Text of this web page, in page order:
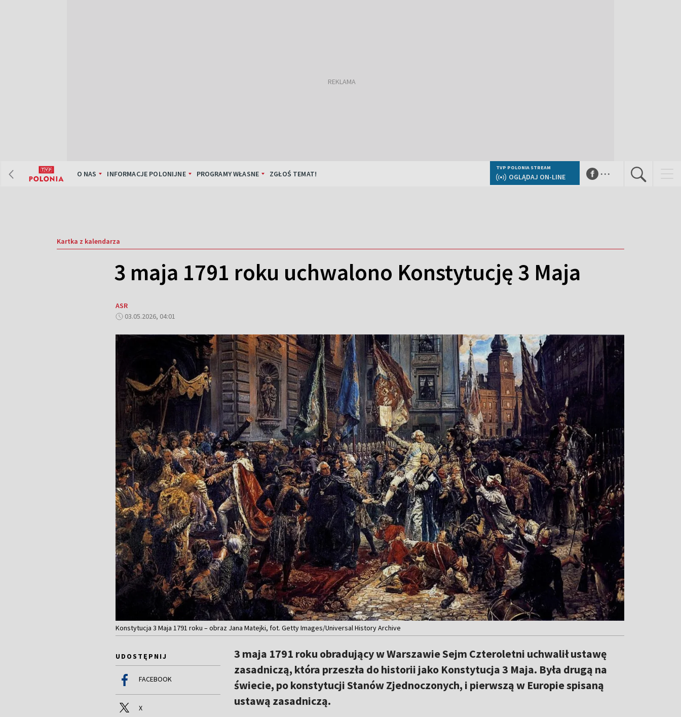
O NAS INFORMACJE POLONIJNE PROGRAMY WŁASNE ZGŁOŚ TEMAT!
TVP POLONIA STREAM
OGLĄDAJ ON-LINE ...
Kartka z kalendarza
3 maja 1791 roku uchwalono Konstytucję 3 Maja
ASR
03.05.2026, 04:01
Konstytucja 3 Maja 1791 roku – obraz Jana Matejki, fot. Getty Images/Universal History Archive
UDOSTĘPNIJ
FACEBOOK
X
3 maja 1791 roku obradujący w Warszawie Sejm Czteroletni uchwalił ustawę
zasadniczą, która przeszła do historii jako Konstytucja 3 Maja. Była drugą na
świecie, po konstytucji Stanów Zjednoczonych, i pierwszą w Europie spisaną
ustawą zasadniczą.